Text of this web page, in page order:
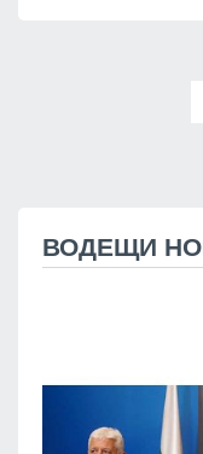
ВОДЕЩИ